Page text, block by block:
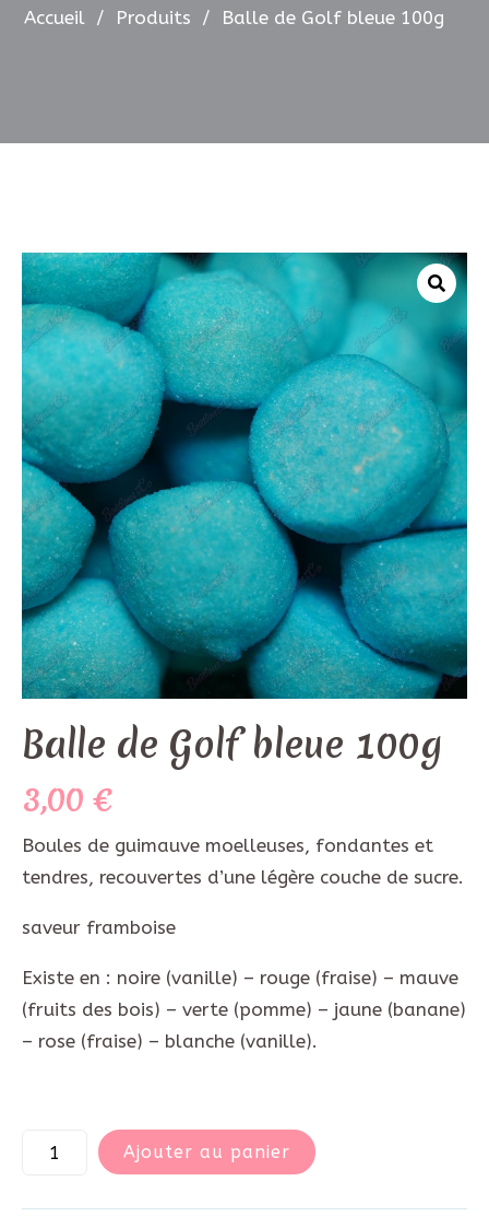
Accueil / Produits / Balle de Golf bleue 100g
Balle de Golf bleue 100g
3,00€
Boules de guimauve moelleuses, fondantes et
tendres, recouvertes d’une légère couche de sucre.
saveur framboise
Existe en : noire (vanille) – rouge (fraise) – mauve
(fruits des bois) – verte (pomme) – jaune (banane)
– rose (fraise) – blanche (vanille).
Ajouter au panier